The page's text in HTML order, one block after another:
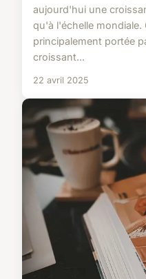
aujourd'hui une
qu'à l'échelle
principalement portée
croissant...
22 avril 2025